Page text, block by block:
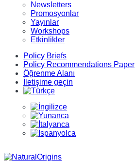
Newsletters
Promosyonlar
Yayınlar
Workshops
Etkinlikler
Policy Briefs
Policy Recommendations Paper
Öğrenme Alanı
İletişime geçin